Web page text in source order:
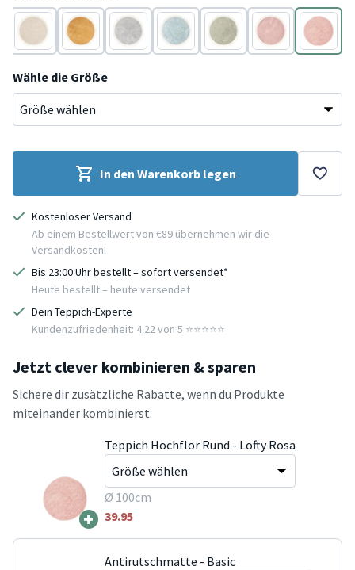
Creme Gelb Grau Blau Mint Rosa
Rosa
Wähle die Größe
In den Warenkorb legen
Kostenloser Versand
Ab einem Bestellwert von €89 übernehmen wir die
Versandkosten!
Bis 23:00 Uhr bestellt – sofort versendet*
Heute bestellt – heute versendet
Dein Teppich-Experte
Kundenzufriedenheit: 4.22 von 5 ⭐️⭐️⭐️⭐️⭐️
Jetzt clever kombinieren & sparen
Sichere dir zusätzliche Rabatte, wenn du Produkte
miteinander kombinierst.
+
Teppich Hochflor Rund - Lofty Rosa
Ø 100cm
39.95
Antirutschmatte - Basic